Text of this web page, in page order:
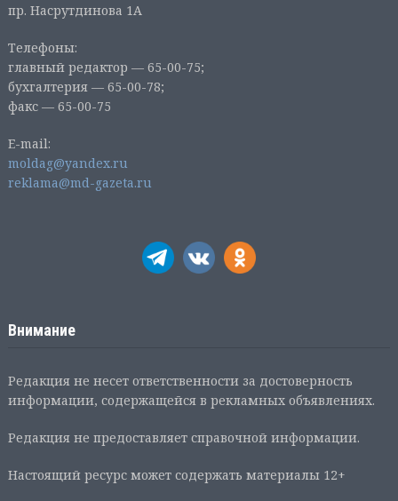
пр. Насрутдинова 1А
Телефоны:
главный редактор — 65-00-75;
бухгалтерия — 65-00-78;
факс — 65-00-75
E-mail:
moldag@yandex.ru
reklama@md-gazeta.ru
Внимание
Редакция не несет ответственности за достоверность
информации, содержащейся в рекламных объявлениях.
Редакция не предоставляет справочной информации.
Настоящий ресурс может содержать материалы 12+